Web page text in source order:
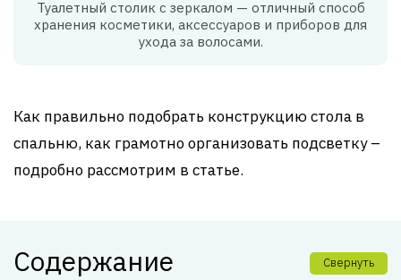
Туалетный столик с зеркалом — отличный способ
хранения косметики, аксессуаров и приборов для
ухода за волосами.
Как правильно подобрать конструкцию стола в
спальню, как грамотно организовать подсветку –
подробно рассмотрим в статье.
Содержание Свернуть